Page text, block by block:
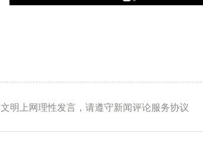
文明上网理性发言，请遵守新闻评论服务协议